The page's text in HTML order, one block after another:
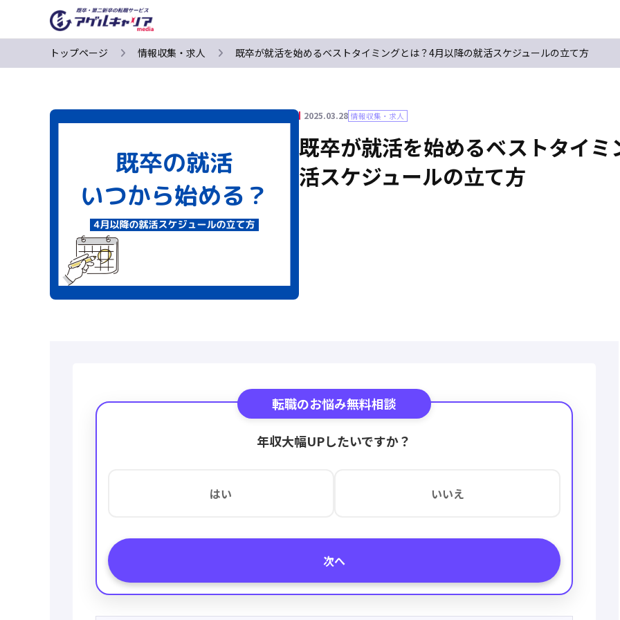
トップページ 情報収集・求人 既卒が就活を始めるベストタイミングとは？4月以降の就活スケジュールの立て方
2025.03.28 情報収集・求人
既卒が就活を始めるベストタイ
活スケジュールの立て方
転職のお悩み無料相談
年収大幅UPしたいですか？
はい いいえ
次へ